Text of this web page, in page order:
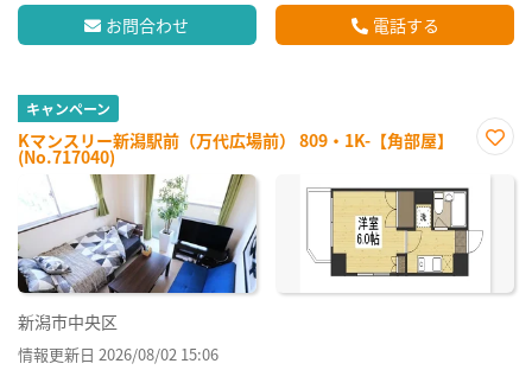
お問合わせ 電話する
キャンペーン
Kマンスリー新潟駅前（万代広場前） 809・1K-【角部屋】
(No.717040)
に入
新潟市中央区
情報更新日 2026/08/02 15:06